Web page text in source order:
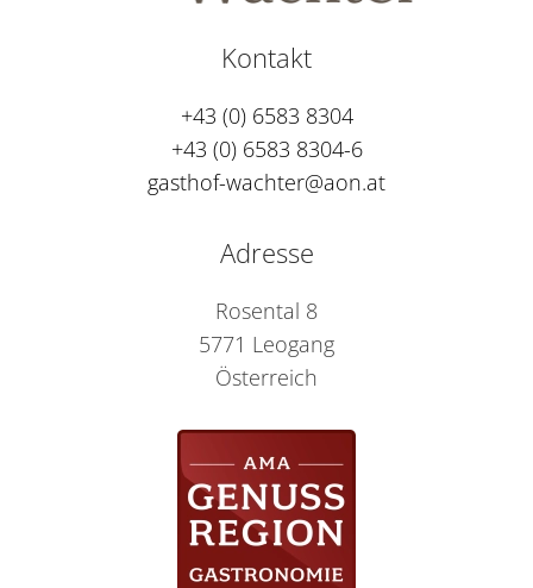
Adresse
Rosental 8
5771 Leogang
Österreich
Kontakt
+43 (0) 6583 8304
+43 (0) 6583 8304-6
gasthof-wachter@aon.at